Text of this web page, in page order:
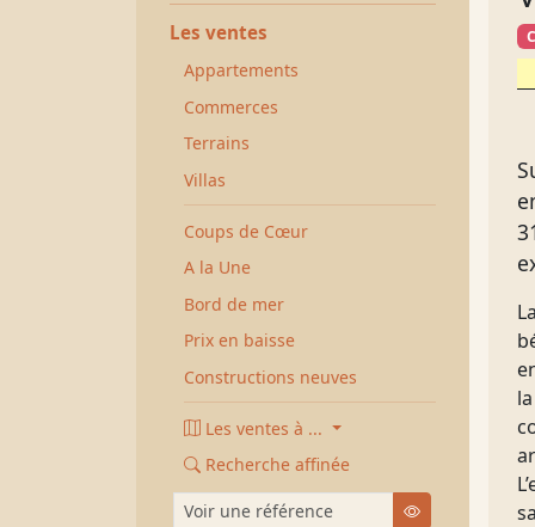
Les ventes
Appartements
Commerces
Terrains
Villas
Coups de Cœur
A la Une
Bord de mer
Prix en baisse
Constructions neuves
Les ventes à ...
Recherche affinée
Voir une référence Chercher